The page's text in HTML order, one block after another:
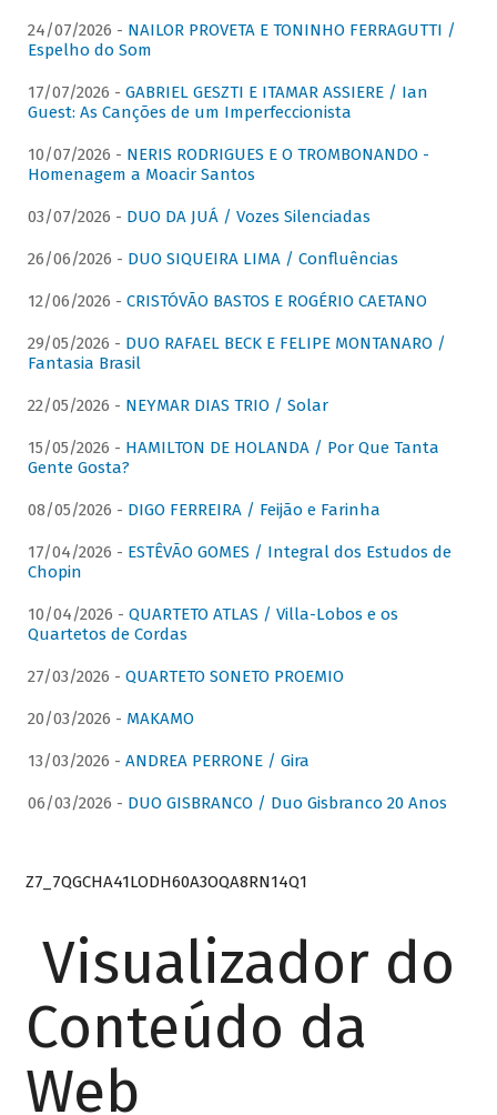
24/07/2026 - NAILOR PROVETA E TONINHO FERRAGUTTI /
Espelho do Som
17/07/2026 - GABRIEL GESZTI E ITAMAR ASSIERE / Ian
Guest: As Canções de um Imperfeccionista
10/07/2026 - NERIS RODRIGUES E O TROMBONANDO -
Homenagem a Moacir Santos
03/07/2026 - DUO DA JUÁ / Vozes Silenciadas
26/06/2026 - DUO SIQUEIRA LIMA / Confluências
12/06/2026 - CRISTÓVÃO BASTOS E ROGÉRIO CAETANO
29/05/2026 - DUO RAFAEL BECK E FELIPE MONTANARO /
Fantasia Brasil
22/05/2026 - NEYMAR DIAS TRIO / Solar
15/05/2026 - HAMILTON DE HOLANDA / Por Que Tanta
Gente Gosta?
08/05/2026 - DIGO FERREIRA / Feijão e Farinha
17/04/2026 - ESTÊVÃO GOMES / Integral dos Estudos de
Chopin
10/04/2026 - QUARTETO ATLAS / Villa-Lobos e os
Quartetos de Cordas
27/03/2026 - QUARTETO SONETO PROEMIO
20/03/2026 - MAKAMO
13/03/2026 - ANDREA PERRONE / Gira
06/03/2026 - DUO GISBRANCO / Duo Gisbranco 20 Anos
Z7_7QGCHA41LODH60A3OQA8RN14Q1
Visualizador do
Conteúdo da
Web